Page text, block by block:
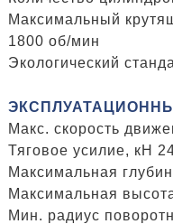
Максимальный
1800 об/мин
Экологический
Макс. скорость
Тяговое усилие, кН
Максимальная
Максимальная
Мин. радиус